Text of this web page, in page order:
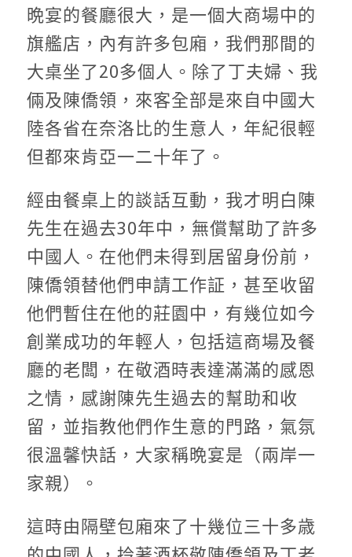
晩宴的餐廳很大，是一個大商場中的
旗艦店，內有許多包廂，我們那間的
大桌坐了20多個人。除了丁夫婦、我
倆及陳僑領，來客全部是來自中國大
陸各省在奈洛比的生意人，年紀很輕
但都來肯亞一二十年了。
經由餐桌上的談話互動，我才明白陳
先生在過去30年中，無償幫助了許多
中國人。在他們未得到居留身份前，
陳僑領替他們申請工作証，甚至收留
他們暫住在他的莊園中，有幾位如今
創業成功的年輕人，包括這商場及餐
廳的老闆，在敬酒時表達滿滿的感恩
之情，感謝陳先生過去的幫助和收
留，並指教他們作生意的門路，氣氛
很溫馨快話，大家稱晩宴是（兩岸一
家親）。
這時由隔壁包廂來了十幾位三十多歳